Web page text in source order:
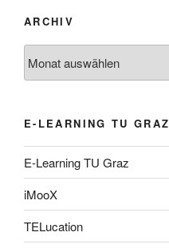
ARCHIV
E-LEARNING TU GRAZ
E-Learning TU Graz
iMooX
TELucation